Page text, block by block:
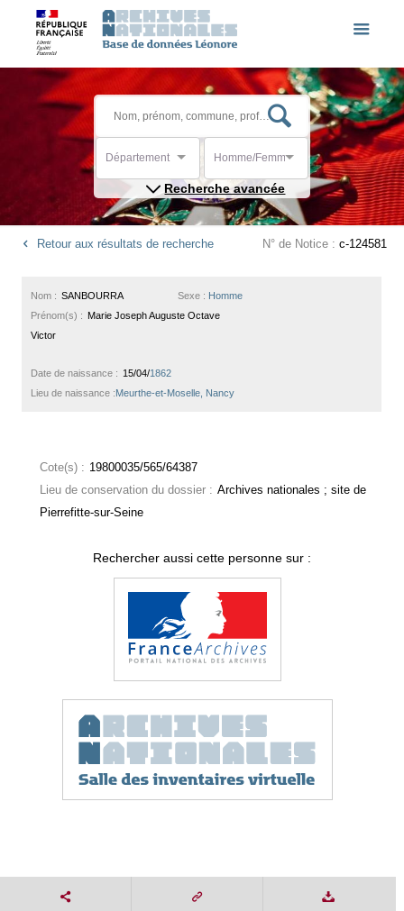
Département Homme/Femme
Recherche avancée
Retour aux résultats de recherche N° de Notice : c-124581
Sexe : Homme
Nom : SANBOURRA
Prénom(s) : Marie Joseph Auguste Octave
Victor
Date de naissance : 15/04/1862
Lieu de naissance :Meurthe-et-Moselle, Nancy
Cote(s) : 19800035/565/64387
Lieu de conservation du dossier : Archives nationales ; site de
Pierrefitte-sur-Seine
Rechercher aussi cette personne sur :